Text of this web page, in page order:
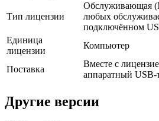
Тип лицензии
Обслуживающая
любых
подключённом
Единица
лицензии
Компьютер
Поставка
Вместе с
аппаратный USB-
Другие версии